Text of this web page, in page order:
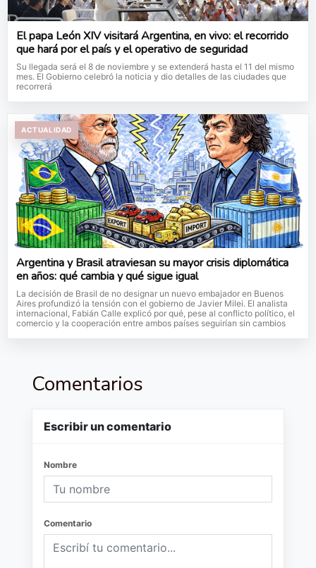
El papa León XIV visitará Argentina, en vivo: el recorrido
que hará por el país y el operativo de seguridad
Su llegada será el 8 de noviembre y se extenderá hasta el 11 del mismo
mes. El Gobierno celebró la noticia y dio detalles de las ciudades que
recorrerá
ACTUALIDAD
Argentina y Brasil atraviesan su mayor crisis diplomática
en años: qué cambia y qué sigue igual
La decisión de Brasil de no designar un nuevo embajador en Buenos
Aires profundizó la tensión con el gobierno de Javier Milei. El analista
internacional, Fabián Calle explicó por qué, pese al conflicto político, el
comercio y la cooperación entre ambos países seguirían sin cambios
Comentarios
Escribir un comentario
Nombre
Comentario